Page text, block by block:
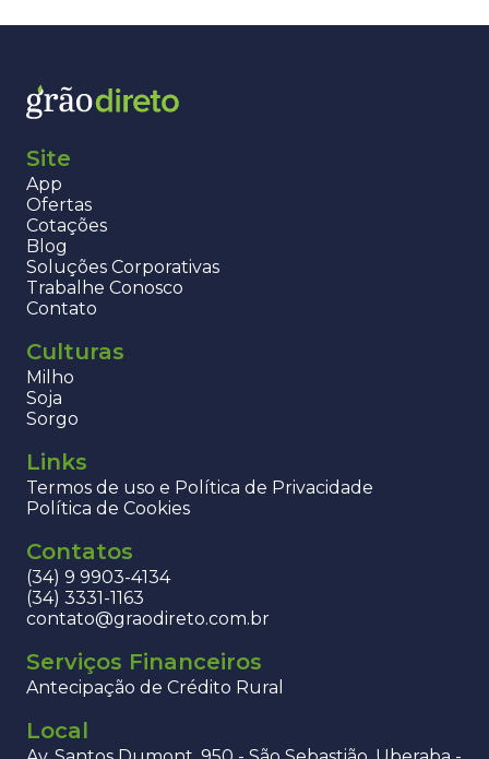
Site
App
Ofertas
Cotações
Blog
Soluções Corporativas
Trabalhe Conosco
Contato
Culturas
Milho
Soja
Sorgo
Links
Termos de uso e Política de Privacidade
Política de Cookies
Contatos
(34) 9 9903-4134
(34) 3331-1163
contato@graodireto.com.br
Serviços Financeiros
Antecipação de Crédito Rural
Local